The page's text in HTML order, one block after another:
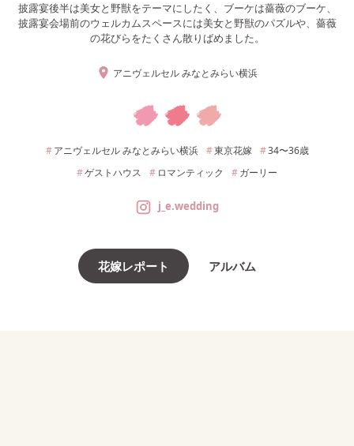
披露宴後半は美女と野獣をテーマにしたく、ブーケは薔薇のブーケ、
披露宴会場前のウェルカムスペースには美女と野獣のパズルや、薔薇
の花びらをたくさん散りばめました。
アニヴェルセル みなとみらい横浜
アニヴェルセル みなとみらい横浜 東京花嫁 34〜36歳
ゲストハウス
ロマンティック ガーリー
j_e.wedding
花嫁レポート アルバム